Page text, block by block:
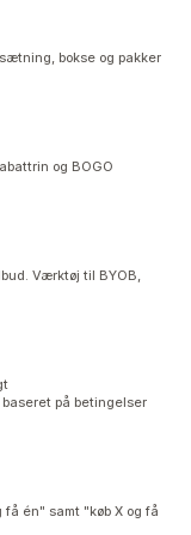
bokse og pakker
og BOGO
Værktøj til BYOB,
på betingelser
én" samt "køb X og få